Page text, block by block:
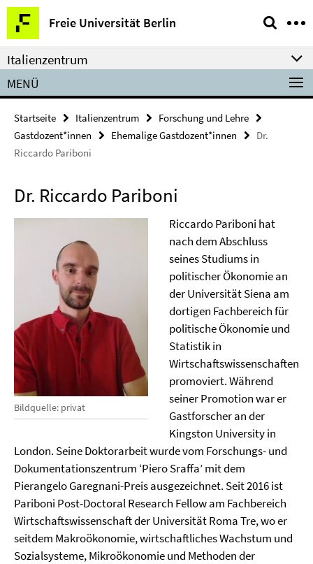
Springe
direkt
zu
Inhalt
Freie Universität Berlin
Service-
Navigation
Italienzentrum
MENÜ
Startseite Italienzentrum
Forschung und Lehre
Gastdozent*innen
Ehemalige Gastdozent*innen
Dr.
Riccardo Pariboni
Dr. Riccardo Pariboni
Bildquelle: privat
Riccardo Pariboni hat
nach dem Abschluss
seines Studiums in
politischer Ökonomie an
der Universität Siena am
dortigen Fachbereich für
politische Ökonomie und
Statistik in
Wirtschaftswissenschaften
promoviert. Während
seiner Promotion war er
Gastforscher an der
Kingston University in
London. Seine Doktorarbeit wurde vom Forschungs- und
Dokumentationszentrum ‘Piero Sraffa’ mit dem
Pierangelo Garegnani-Preis ausgezeichnet. Seit 2016 ist
Pariboni Post-Doctoral Research Fellow am Fachbereich
Wirtschaftswissenschaft der Universität Roma Tre, wo er
seitdem Makroökonomie, wirtschaftliches Wachstum und
Sozialsysteme, Mikroökonomie und Methoden der